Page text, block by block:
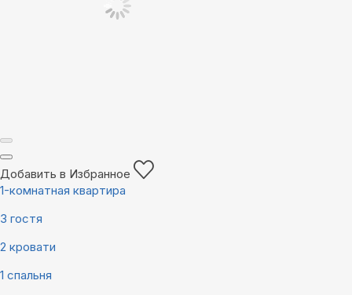
Добавить в Избранное
1-комнатная квартира
3 гостя
2 кровати
1 спальня